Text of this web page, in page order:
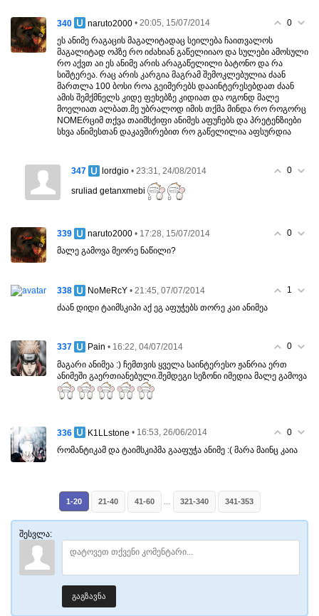
0
340 naruto2000 • 20:05, 15/07/2014
ეს ანიმე რაგაცის მაგალიტადაც სეილება ჩაითვალოს
მაგალიტად ოპზე რო იძახიან გაწელიიაო და სულები ამოსული
რო აქვთ აი ეს ანიმე არის არაგაწელილი ბატონო და რა
სიშტერეა. რაც არის კარგია მაგრამ შემოკლებულია ძაან
მართლა 100 ბოსი როა გეიმერებს დააინტერესებდათ ძაან
ამის შემქმნელს კიდე ფეხებზე კიდიათ და ოგონდ მალე
მოელიათ ალბათ.მე უბრალოდ იმის თქმა მინდა რო როგორც
NOMEრციმ თქვა თაიმსქიფი ანიმეს აფუჩებს და პრეტენზიები
სხვა ანიმესთან დაკავშირებით რო გაწელილია აფსურდია
0
347 lordgio • 23:31, 24/08/2014
sruliad getanxmebi
0
339 naruto2000 • 17:28, 15/07/2014
მალე გამოვა მეორე ნაწილი?
1
338 NoMeRcY • 21:45, 07/07/2014
ძაან დიდი ტაიმსკიპი აქ ეგ აფუჭებს თორე კაი ანიმეა
0
337 Pain • 16:22, 04/07/2014
მაგარი ანიმეა :) ჩემთვის ყველა საინტერესო ჟანრია ერთ
ანიმეში გაერთიანებული.შემდეგი სეზონი იმედია მალე გამოვა
0
336 K1LLstone • 16:53, 26/06/2014
რომანტიკამ და ტაიმსკიპმა გააფუჭა ანიმე :( მარა მაინც კაია
1-20 21-40 41-60 321-340 341-353
შესვლა:
გაგზავნა